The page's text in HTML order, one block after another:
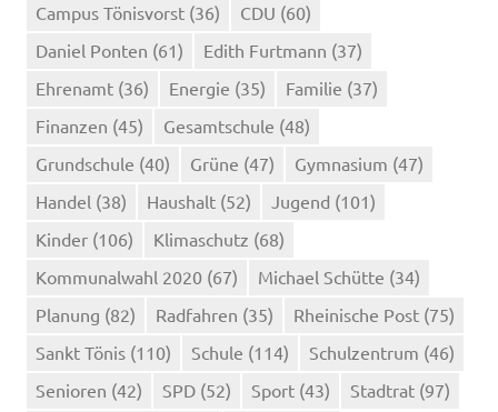
Campus Tönisvorst (36) CDU (60)
Daniel Ponten (61) Edith Furtmann (37)
Ehrenamt (36) Energie (35) Familie (37)
Finanzen (45) Gesamtschule (48)
Grundschule (40) Grüne (47) Gymnasium (47)
Handel (38) Haushalt (52) Jugend (101)
Kinder (106) Klimaschutz (68)
Kommunalwahl 2020 (67) Michael Schütte (34)
Planung (82) Radfahren (35) Rheinische Post (75)
Sankt Tönis (110) Schule (114) Schulzentrum (46)
Senioren (42) SPD (52) Sport (43) Stadtrat (97)